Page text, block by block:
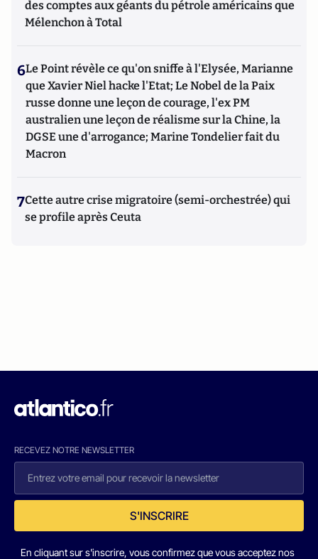
des comptes aux géants du pétrole américains que
Mélenchon à Total
6Le Point révèle ce qu'on sniffe à l'Elysée, Marianne
que Xavier Niel hacke l'Etat; Le Nobel de la Paix
russe donne une leçon de courage, l'ex PM
australien une leçon de réalisme sur la Chine, la
DGSE une d'arrogance; Marine Tondelier fait du
Macron
7Cette autre crise migratoire (semi-orchestrée) qui
se profile après Ceuta
RECEVEZ NOTRE NEWSLETTER
S'INSCRIRE
En cliquant sur s'inscrire, vous confirmez que vous acceptez nos